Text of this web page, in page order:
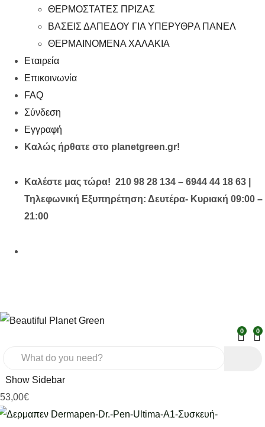
ΘΕΡΜΟΣΤΑΤΕΣ ΠΡΙΖΑΣ
ΒΑΣΕΙΣ ΔΑΠΕΔΟΥ ΓΙΑ ΥΠΕΡΥΘΡA ΠΑΝΕΛ
ΘΕΡΜΑΙΝΟΜΕΝΑ ΧΑΛΑΚΙΑ
Εταιρεία
Επικοινωνία
FAQ
Σύνδεση
Εγγραφή
Καλώς ήρθατε στο planetgreen.gr!
Καλέστε μας τώρα! 210 98 28 134 – 6944 44 18 63 |
Τηλεφωνική Εξυπηρέτηση: Δευτέρα- Κυριακή 09:00 –
21:00
0
0
Show Sidebar
53,00€